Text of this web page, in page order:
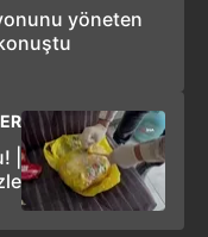
yöneten
|